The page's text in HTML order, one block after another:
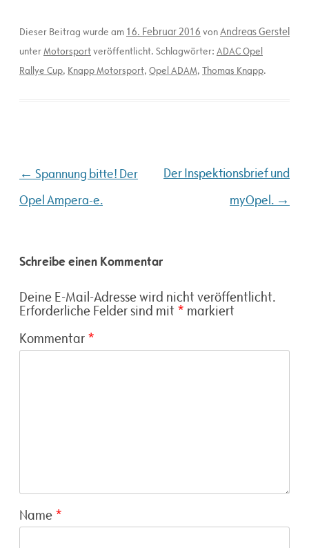
Dieser Beitrag wurde am 16. Februar 2016 vonAndreas Gerstel
unterMotorsportveröffentlicht. Schlagwörter: ADAC Opel
Rallye Cup, Knapp Motorsport, Opel ADAM, Thomas Knapp.
Beitragsnavigation
← Spannung bitte! Der
Opel Ampera-e.
Der Inspektionsbrief und
myOpel. →
Schreibe einen Kommentar
Deine E-Mail-Adresse wird nicht veröffentlicht.
Erforderliche Felder sind mit * markiert
Kommentar *
Name *